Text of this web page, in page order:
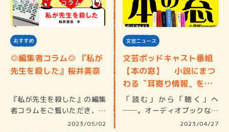
おすすめ
◎編集者コラム◎ 『私が
先生を殺した』桜井美奈
『私が先生を殺した』の編集
者コラムをご覧いただき、あ
2023/05/02
文芸ニュース
文芸ポッドキャスト番組
【本の窓】 小説にまつ
わる〝耳寄り情報〟をお
届…
「読む」から「聴く」へ
──。オーディオブックなど
2023/04/27